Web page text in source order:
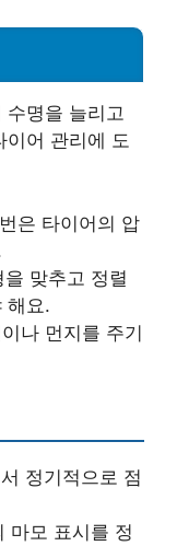
수명을 늘리고
이어 관리에 도
은 타이어의 압
맞추고 정렬
해요.
나 먼지를 주기
정기적으로 점
마모 표시를 정